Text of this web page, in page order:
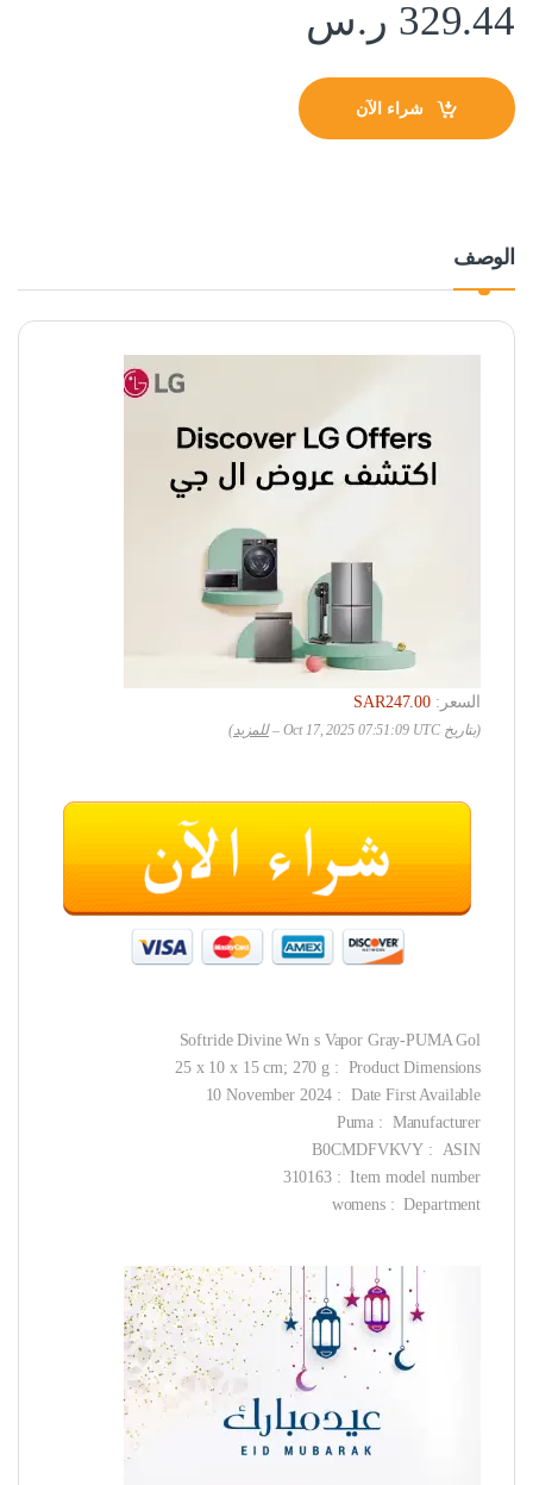
329.44 ر.س
شراء الآن
الوصف
السعر:SAR247.00
(بتاريخ Oct 17, 2025 07:51:09 UTC – للمزيد)
Softride Divine Wn s Vapor Gray-PUMA Gol
Product Dimensions ‏ : ‎ 25 x 10 x 15 cm; 270 g
Date First Available ‏ : ‎ 10 November 2024
Manufacturer ‏ : ‎ Puma
ASIN ‏ : ‎ B0CMDFVKVY
Item model number ‏ : ‎ 310163
Department ‏ : ‎ womens